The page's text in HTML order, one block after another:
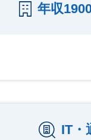
年収
IT・